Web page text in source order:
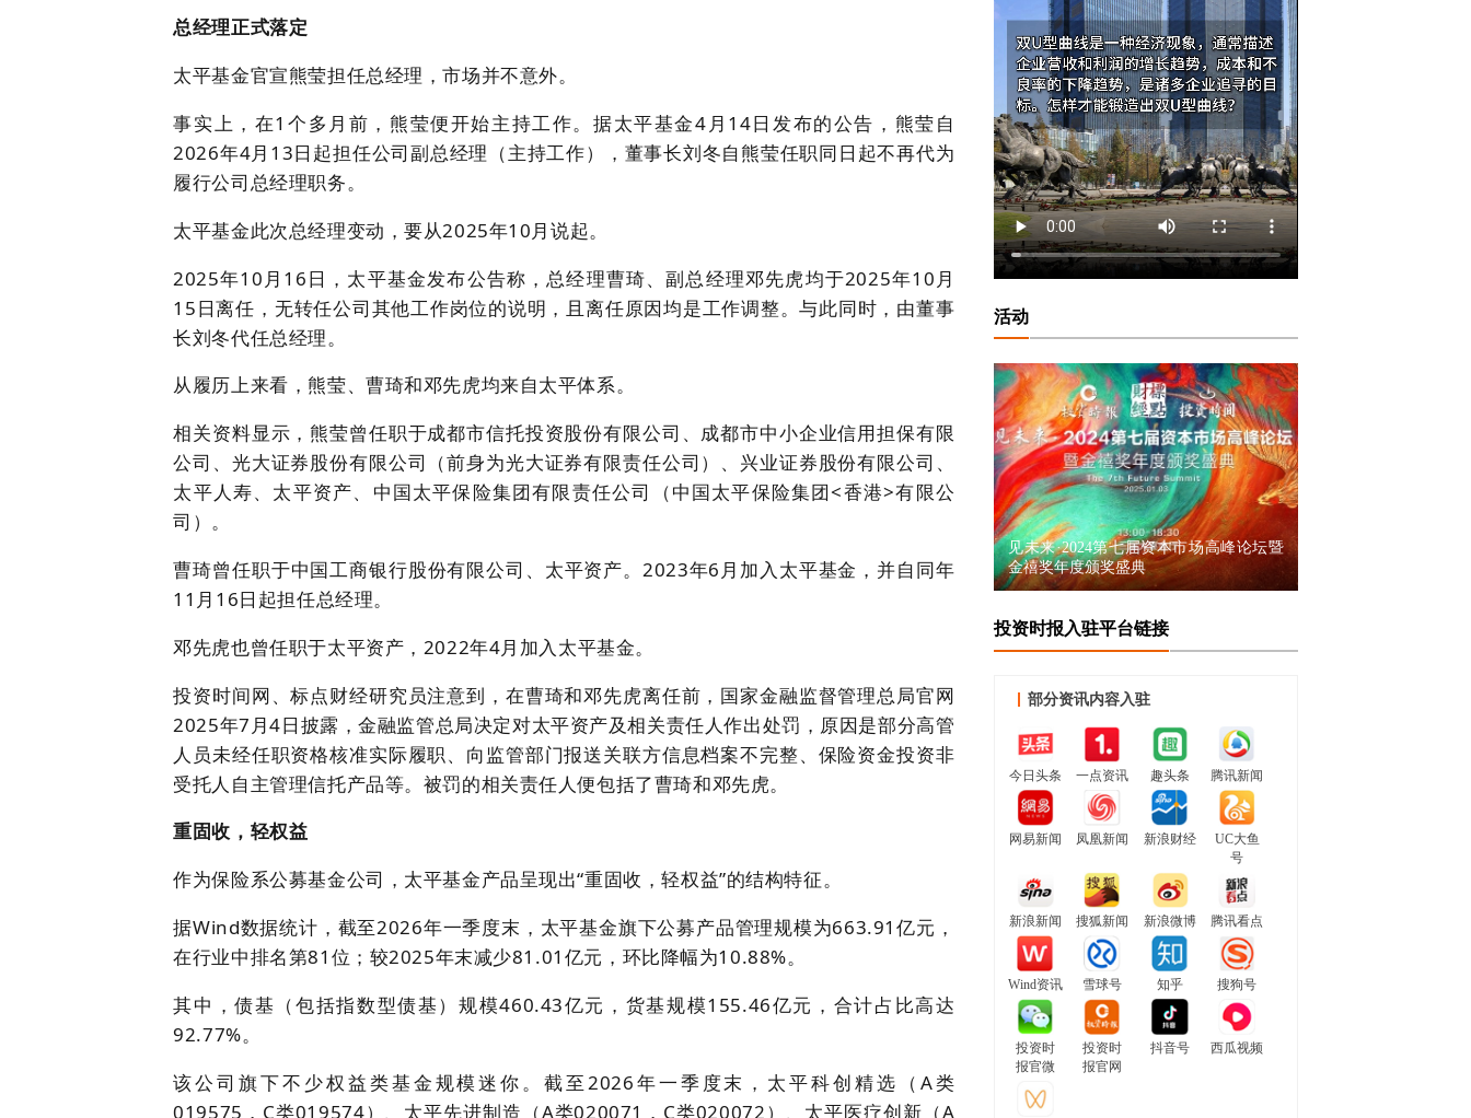
总经理正式落定
太平基金官宣熊莹担任总经理，市场并不意外。
事实上，在1个多月前，熊莹便开始主持工作。据太平基金4月14日发布的公告，熊莹自
2026年4月13日起担任公司副总经理（主持工作），董事长刘冬自熊莹任职同日起不再代为
履行公司总经理职务。
太平基金此次总经理变动，要从2025年10月说起。
2025年10月16日，太平基金发布公告称，总经理曹琦、副总经理邓先虎均于2025年10月
15日离任，无转任公司其他工作岗位的说明，且离任原因均是工作调整。与此同时，由董事
长刘冬代任总经理。
从履历上来看，熊莹、曹琦和邓先虎均来自太平体系。
相关资料显示，熊莹曾任职于成都市信托投资股份有限公司、成都市中小企业信用担保有限
公司、光大证券股份有限公司（前身为光大证券有限责任公司）、兴业证券股份有限公司、
太平人寿、太平资产、中国太平保险集团有限责任公司（中国太平保险集团<香港>有限公
司）。
曹琦曾任职于中国工商银行股份有限公司、太平资产。2023年6月加入太平基金，并自同年
11月16日起担任总经理。
邓先虎也曾任职于太平资产，2022年4月加入太平基金。
投资时间网、标点财经研究员注意到，在曹琦和邓先虎离任前，国家金融监督管理总局官网
2025年7月4日披露，金融监管总局决定对太平资产及相关责任人作出处罚，原因是部分高管
人员未经任职资格核准实际履职、向监管部门报送关联方信息档案不完整、保险资金投资非
受托人自主管理信托产品等。被罚的相关责任人便包括了曹琦和邓先虎。
重固收，轻权益
作为保险系公募基金公司，太平基金产品呈现出“重固收，轻权益”的结构特征。
据Wind数据统计，截至2026年一季度末，太平基金旗下公募产品管理规模为663.91亿元，
在行业中排名第81位；较2025年末减少81.01亿元，环比降幅为10.88%。
其中，债基（包括指数型债基）规模460.43亿元，货基规模155.46亿元，合计占比高达
92.77%。
该公司旗下不少权益类基金规模迷你。截至2026年一季度末，太平科创精选（A类
019575，C类019574）、太平先进制造（A类020071，C类020072）、太平医疗创新（A
活动
见未来·2024第七届资本市场高峰论坛暨
金禧奖年度颁奖盛典
投资时报入驻平台链接
部分资讯内容入驻
今日头条 一点资讯 趣头条 腾讯新闻
网易新闻 凤凰新闻 新浪财经
UC大鱼
号
新浪新闻 搜狐新闻 新浪微博 腾讯看点
Wind资讯 雪球号 知乎 搜狗号
投资时
报官微
投资时
报官网
抖音号 西瓜视频